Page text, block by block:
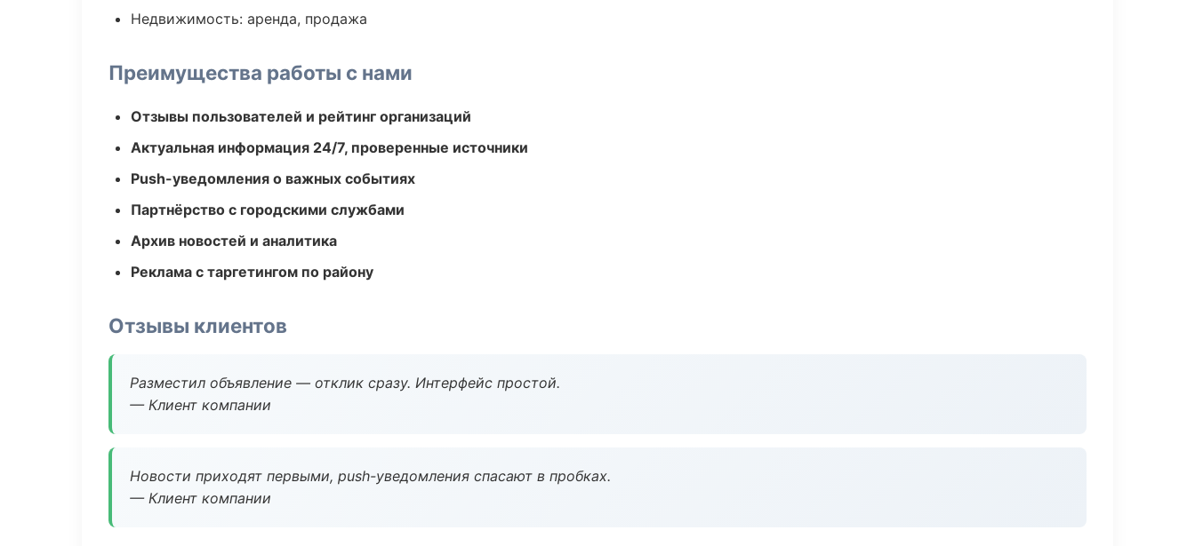
Недвижимость: аренда, продажа
Преимущества работы с нами
Отзывы пользователей и рейтинг организаций
Актуальная информация 24/7, проверенные источники
Push-уведомления о важных событиях
Партнёрство с городскими службами
Архив новостей и аналитика
Реклама с таргетингом по району
Отзывы клиентов
Разместил объявление — отклик сразу. Интерфейс простой.
— Клиент компании
Новости приходят первыми, push-уведомления спасают в пробках.
— Клиент компании